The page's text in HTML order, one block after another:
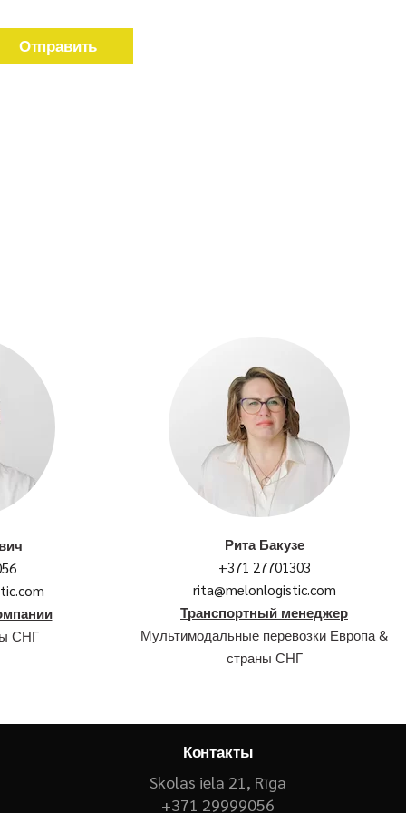
Отправить
СНГ
Рита Бакузе
+371 27701303
rita@melonlogistic.com
Транспортный менеджер
Мультимодальные перевозки Европа &
страны СНГ
Контакты
Skolas iela 21, Rīga
+371 29999056